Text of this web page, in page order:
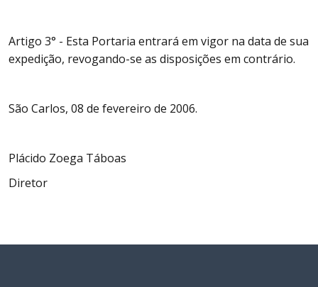
Artigo 3° - Esta Portaria entrará em vigor na data de sua
expedição, revogando-se as disposições em contrário.
São Carlos, 08 de fevereiro de 2006.
Plácido Zoega Táboas
Diretor